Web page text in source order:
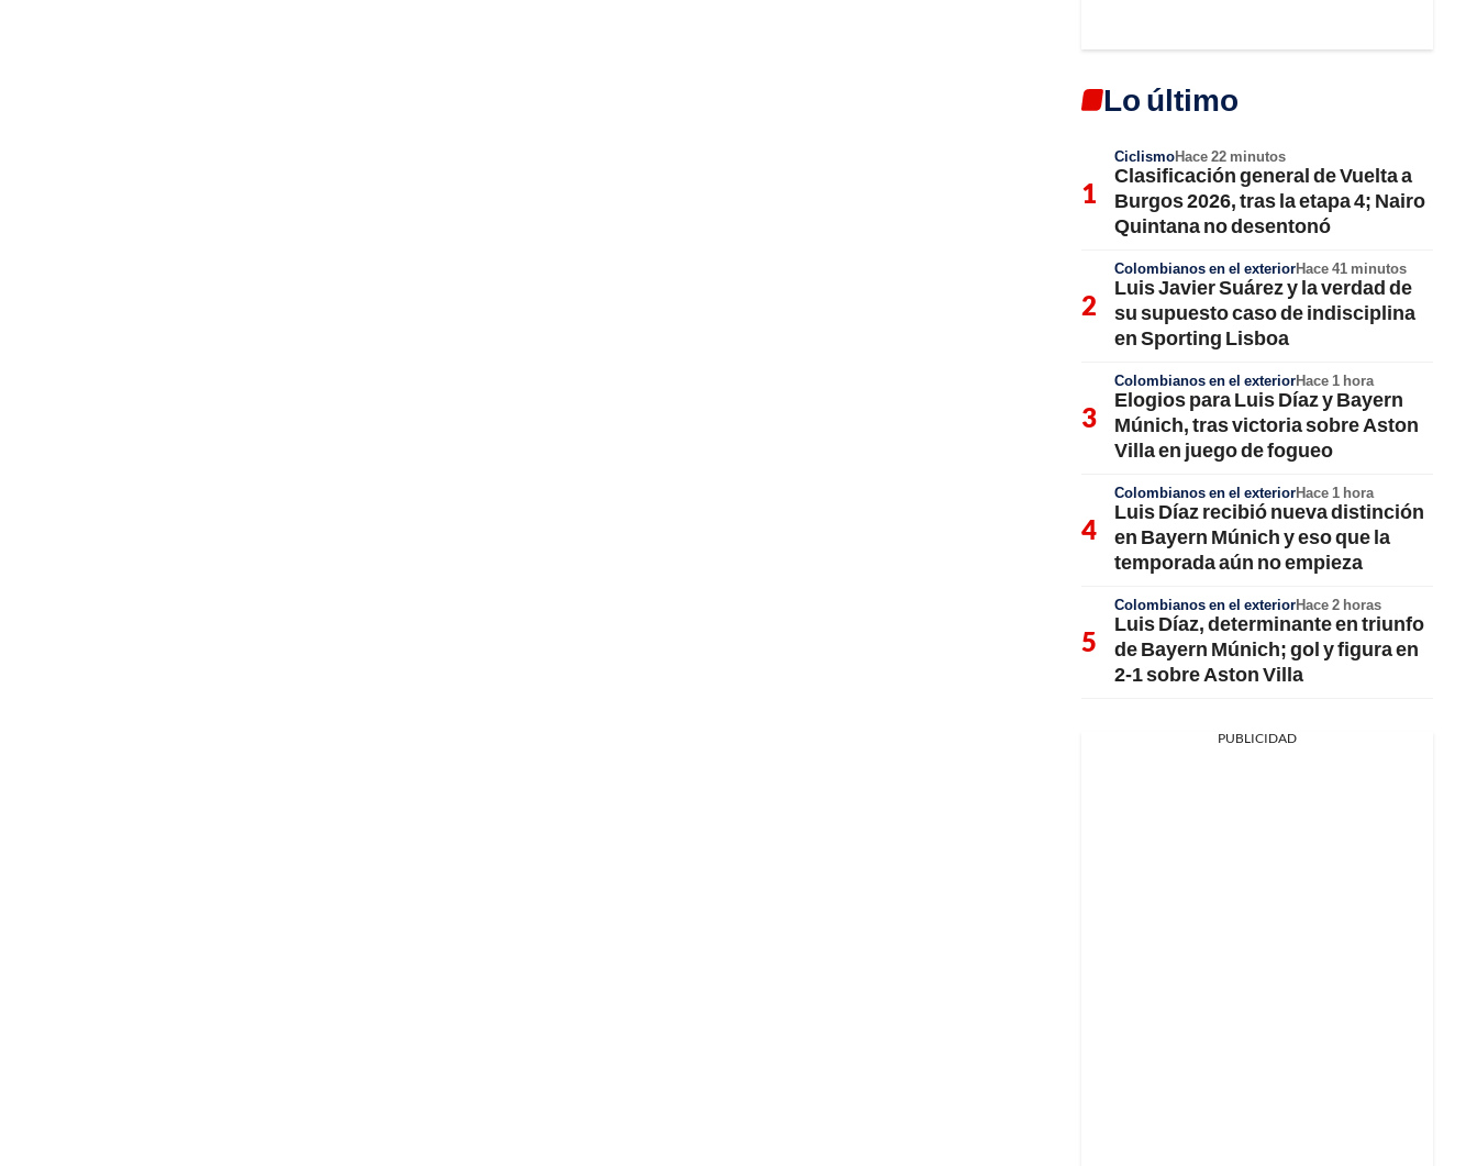
Lo último
CiclismoHace 22 minutos
Clasificación general de Vuelta a
Burgos 2026, tras la etapa 4; Nairo
Quintana no desentonó
Colombianos en el exteriorHace 41 minutos
Luis Javier Suárez y la verdad de
su supuesto caso de indisciplina
en Sporting Lisboa
Colombianos en el exteriorHace 1 hora
Elogios para Luis Díaz y Bayern
Múnich, tras victoria sobre Aston
Villa en juego de fogueo
Colombianos en el exteriorHace 1 hora
Luis Díaz recibió nueva distinción
en Bayern Múnich y eso que la
temporada aún no empieza
Colombianos en el exteriorHace 2 horas
Luis Díaz, determinante en triunfo
de Bayern Múnich; gol y figura en
2-1 sobre Aston Villa
PUBLICIDAD